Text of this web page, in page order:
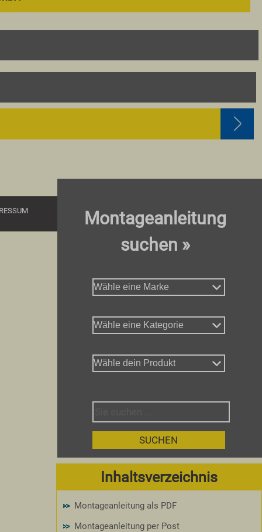
Montageanleitung
suchen »
Inhaltsverzeichnis
Montageanleitung als PDF
Montageanleitung per Post